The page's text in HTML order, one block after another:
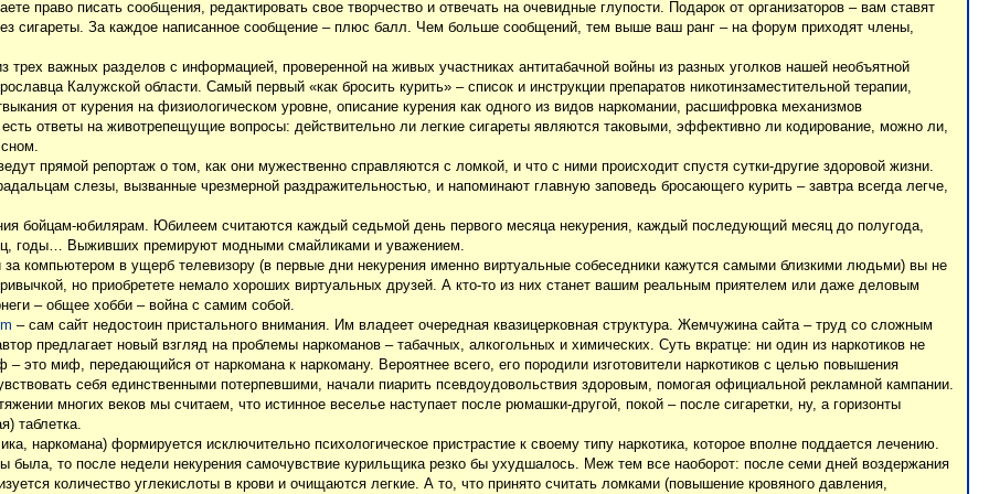
право писать сообщения, редактировать свое творчество и отвечать на очевидные глупости. Подарок от организаторов – вам ставят
сигареты. За каждое написанное сообщение – плюс балл. Чем больше сообщений, тем выше ваш ранг – на форум приходят члены,
важных разделов с информацией, проверенной на живых участниках антитабачной войны из разных уголков нашей необъятной
Калужской области. Самый первый «как бросить курить» – список и инструкции препаратов никотинзаместительной терапии,
от курения на физиологическом уровне, описание курения как одного из видов наркомании, расшифровка механизмов
ответы на животрепещущие вопросы: действительно ли легкие сигареты являются таковыми, эффективно ли кодирование, можно ли,
прямой репортаж о том, как они мужественно справляются с ломкой, и что с ними происходит спустя сутки-другие здоровой жизни.
слезы, вызванные чрезмерной раздражительностью, и напоминают главную заповедь бросающего курить – завтра всегда легче,
бойцам-юбилярам. Юбилеем считаются каждый седьмой день первого месяца некурения, каждый последующий месяц до полугода,
годы… Выживших премируют модными смайликами и уважением.
компьютером в ущерб телевизору (в первые дни некурения именно виртуальные собеседники кажутся самыми близкими людьми) вы не
но приобретете немало хороших виртуальных друзей. А кто-то из них станет вашим реальным приятелем или даже деловым
– общее хобби – война с самим собой.
– сам сайт недостоин пристального внимания. Им владеет очередная квазицерковная структура. Жемчужина сайта – труд со сложным
предлагает новый взгляд на проблемы наркоманов – табачных, алкогольных и химических. Суть вкратце: ни один из наркотиков не
– это миф, передающийся от наркомана к наркоману. Вероятнее всего, его породили изготовители наркотиков с целью повышения
себя единственными потерпевшими, начали пиарить псевдоудовольствия здоровым, помогая официальной рекламной кампании.
многих веков мы считаем, что истинное веселье наступает после рюмашки-другой, покой – после сигаретки, ну, а горизонты
таблетка.
наркомана) формируется исключительно психологическое пристрастие к своему типу наркотика, которое вполне поддается лечению.
была, то после недели некурения самочувствие курильщика резко бы ухудшалось. Меж тем все наоборот: после семи дней воздержания
количество углекислоты в крови и очищаются легкие. А то, что принято считать ломками (повышение кровяного давления,